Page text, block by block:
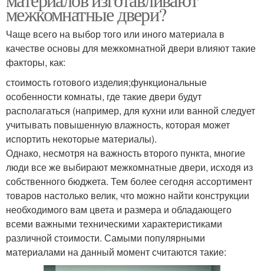
межкомнатные двери?
Чаще всего на выбор того или иного материала в
качестве основы для межкомнатной двери влияют такие
факторы, как:
стоимость готового изделия;функциональные
особенности комнаты, где такие двери будут
располагаться (например, для кухни или ванной следует
учитывать повышенную влажность, которая может
испортить некоторые материалы).
Однако, несмотря на важность второго пункта, многие
люди все же выбирают межкомнатные двери, исходя из
собственного бюджета. Тем более сегодня ассортимент
товаров настолько велик, что можно найти конструкции
необходимого вам цвета и размера и обладающего
всеми важными техническими характеристиками
различной стоимости. Самыми популярными
материалами на данный момент считаются такие: